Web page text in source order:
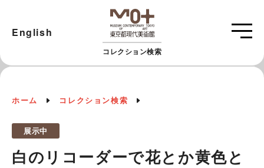
コレクション検索
English
ホーム コレクション検索
展示中
白のリコーダーで花とか黄色と